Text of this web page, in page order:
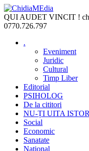
Skip
to
content
QUI AUDET VINCIT !
0770.726.797
.
Eveniment
Juridic
Cultural
Timp Liber
Editorial
PSIHOLOG
De la cititori
NU-ȚI UITA
Social
Economic
Sanatate
Național